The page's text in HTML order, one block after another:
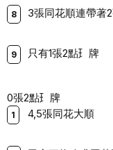
3張同花順連帶著
只有1張2點⺩牌
0張2點⺩牌
4,5張同花⼤順